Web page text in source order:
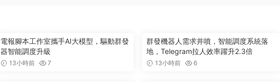
電報腳本工作室攜手AI大模型，驅動群發
器智能調度升級
13小時前 7
群發機器人需求井噴，智能調度系統落
地，Telegram拉人效率躍升2.3倍
13小時前 6